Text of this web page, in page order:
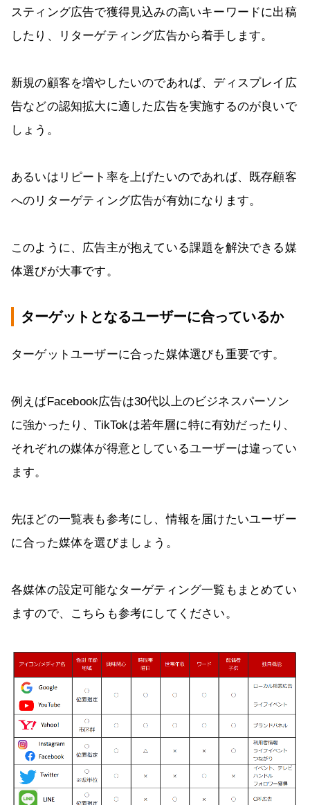
スティング広告で獲得見込みの高いキーワードに出稿
したり、リターゲティング広告から着手します。
新規の顧客を増やしたいのであれば、ディスプレイ広
告などの認知拡大に適した広告を実施するのが良いで
しょう。
あるいはリピート率を上げたいのであれば、既存顧客
へのリターゲティング広告が有効になります。
このように、広告主が抱えている課題を解決できる媒
体選びが大事です。
ターゲットとなるユーザーに合っているか
ターゲットユーザーに合った媒体選びも重要です。
例えばFacebook広告は30代以上のビジネスパーソン
に強かったり、TikTokは若年層に特に有効だったり、
それぞれの媒体が得意としているユーザーは違ってい
ます。
先ほどの一覧表も参考にし、情報を届けたいユーザー
に合った媒体を選びましょう。
各媒体の設定可能なターゲティング一覧もまとめてい
ますので、こちらも参考にしてください。